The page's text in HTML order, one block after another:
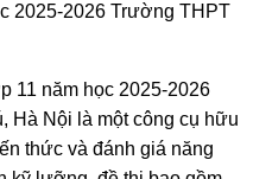
2025-2026 Trường THPT
11 năm học 2025-2026
Hà Nội là một công cụ hữu
thức và đánh giá năng